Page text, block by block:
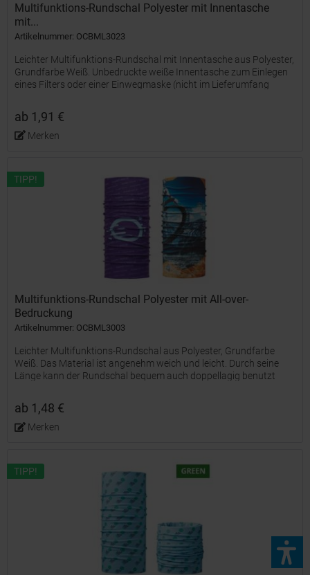
Multifunktions-Rundschal Polyester mit Innentasche
mit...
Artikelnummer: OCBML3023
Leichter Multifunktions-Rundschal mit Innentasche aus Polyester,
Grundfarbe Weiß. Unbedruckte weiße Innentasche zum Einlegen
eines Filters oder einer Einwegmaske (nicht im Lieferumfang
ab 1,91 €
Merken
TIPP!
Multifunktions-Rundschal Polyester mit All-over-
Bedruckung
Artikelnummer: OCBML3003
Leichter Multifunktions-Rundschal aus Polyester, Grundfarbe
Weiß. Das Material ist angenehm weich und leicht. Durch seine
Länge kann der Rundschal bequem auch doppellagig benutzt
ab 1,48 €
Merken
TIPP!